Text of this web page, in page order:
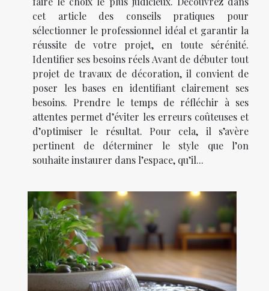
cet article des conseils pratiques pour
sélectionner le professionnel idéal et garantir la
réussite de votre projet, en toute sérénité.
Identifier ses besoins réels Avant de débuter tout
projet de travaux de décoration, il convient de
poser les bases en identifiant clairement ses
besoins. Prendre le temps de réfléchir à ses
attentes permet d’éviter les erreurs coûteuses et
d’optimiser le résultat. Pour cela, il s’avère
pertinent de déterminer le style que l’on
souhaite instaurer dans l’espace, qu’il...